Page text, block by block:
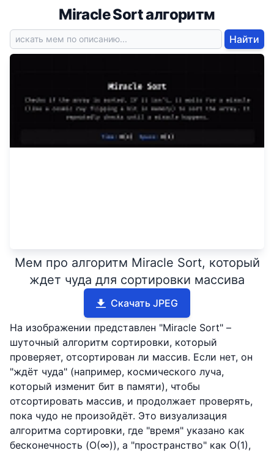
Miracle Sort алгоритм
Найти
Мем про алгоритм Miracle Sort, который
ждет чуда для сортировки массива
Скачать JPEG
На изображении представлен "Miracle Sort" –
шуточный алгоритм сортировки, который
проверяет, отсортирован ли массив. Если нет, он
"ждёт чуда" (например, космического луча,
который изменит бит в памяти), чтобы
отсортировать массив, и продолжает проверять,
пока чудо не произойдёт. Это визуализация
алгоритма сортировки, где "время" указано как
бесконечность (O(∞)), а "пространство" как O(1),